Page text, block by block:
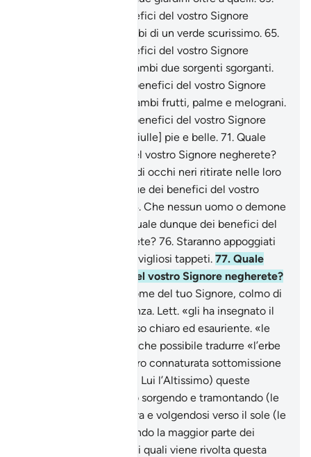
Quale dunque dei benefici del vostro Signore
Entrambi di un verde scurissimo. 65.
Quale dunque dei benefici del vostro Signore
In entrambi due sorgenti sgorganti.
Quale dunque dei benefici del vostro Signore
In entrambi frutti, palme e melograni.
Quale dunque dei benefici del vostro Signore
E [fanciulle] pie e belle. 71. Quale
dunque dei benefici del vostro Signore negherete?
E fanciulle dai grandi occhi neri ritirate nelle loro
Quale dunque dei benefici del vostro
74. Che nessun uomo o demone
Quale dunque dei benefici del
vostro Signore negherete? 76. Staranno appoggiati
su verdi cuscini e meravigliosi tappeti. 77. Quale
dunque dei benefici del vostro Signore negherete?
Sia benedetto il Nome del tuo Signore, colmo di
Maestà e di Magnificenza. Lett. «gli ha insegnato il
“bayân”», cioè il discorso chiaro ed esauriente. «le
stelle e gli alberi»: è anche possibile tradurre «l’erbe
e l’albero». Oltre alla loro connaturata sottomissione
al loro Signore (gloria a Lui l’Altissimo) queste
creature si prosternano sorgendo e tramontando (le
stelle) con la loro ombra e volgendosi verso il sole (le
erbe e gli alberi). Secondo la maggior parte dei
commentatori coloro ai quali viene rivolta questa